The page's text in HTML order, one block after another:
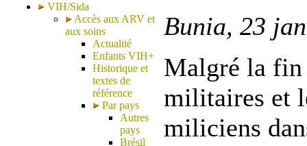
VIH/Sida
Accès aux ARV et
aux soins
Actualité
Enfants VIH+
Historique et
textes de
référence
Par pays
Autres
pays
Brésil
Bunia, 23
Malgré la fin
militaires et
miliciens